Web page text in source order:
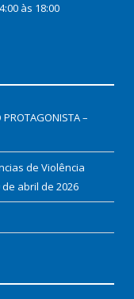
às 18:00
PROTAGONISTA –
de Violência
de abril de 2026